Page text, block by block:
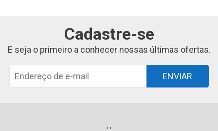
Cadastre-se
E seja o primeiro a conhecer nossas últimas ofertas.
ENVIAR
, ,